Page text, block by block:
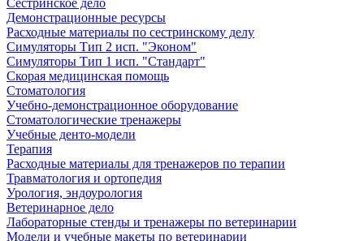
Сестринское дело
Демонстрационные ресурсы
Расходные материалы по сестринскому делу
Симуляторы Тип 2 исп. "Эконом"
Симуляторы Тип 1 исп. "Стандарт"
Скорая медицинская помощь
Стоматология
Учебно-демонстрационное оборудование
Стоматологические тренажеры
Учебные денто-модели
Терапия
Расходные материалы для тренажеров по терапии
Травматология и ортопедия
Урология, эндоурология
Ветеринарное дело
Лабораторные стенды и тренажеры по ветеринарии
Модели и учебные макеты по ветеринарии